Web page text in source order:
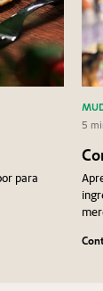
para
5